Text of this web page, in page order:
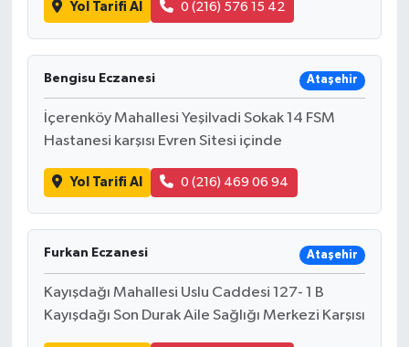
Yol Tarifi Al 0 (216) 576 15 42
Bengisu Eczanesi Ataşehir
İçerenköy Mahallesi Yeşilvadi Sokak 14 FSM
Hastanesi karşısı Evren Sitesi içinde
Yol Tarifi Al 0 (216) 469 06 94
Furkan Eczanesi Ataşehir
Kayışdağı Mahallesi Uslu Caddesi 127- 1 B
Kayışdağı Son Durak Aile Sağlığı Merkezi Karşısı